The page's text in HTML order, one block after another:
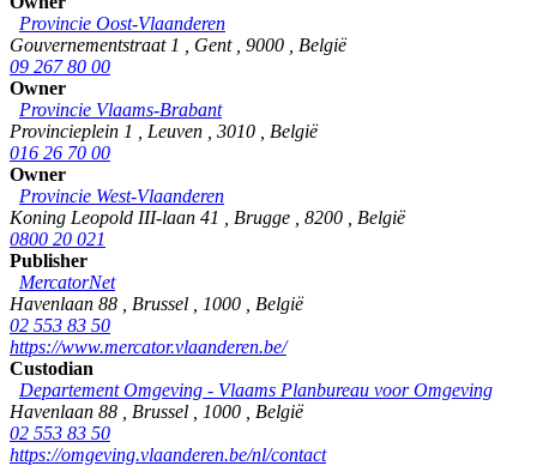
Provincie Oost-Vlaanderen
Gouvernementstraat 1
Gent 9000
België
09 267 80 00
Owner
Provincie Vlaams-Brabant
Provincieplein 1
Leuven 3010
België
016 26 70 00
Owner
Provincie West-Vlaanderen
Koning Leopold III-laan 41
Brugge 8200
België
0800 20 021
Publisher
MercatorNet
Havenlaan 88
Brussel 1000
België
02 553 83 50
https://www.mercator.vlaanderen.be/
Custodian
Departement Omgeving - Vlaams Planbureau voor Omgeving
Havenlaan 88
Brussel 1000
België
02 553 83 50
https://omgeving.vlaanderen.be/nl/contact